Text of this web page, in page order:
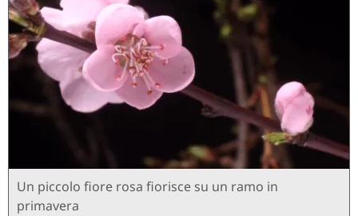
Un piccolo fiore rosa fiorisce su un ramo in
primavera